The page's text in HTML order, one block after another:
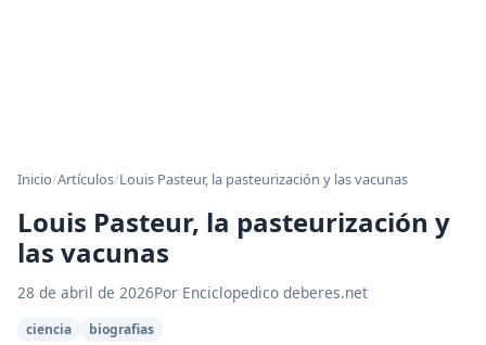
Inicio/Artículos/Louis Pasteur, la pasteurización y las vacunas
Louis Pasteur, la pasteurización y
las vacunas
28 de abril de 2026Por Enciclopedico deberes.net
ciencia biografias